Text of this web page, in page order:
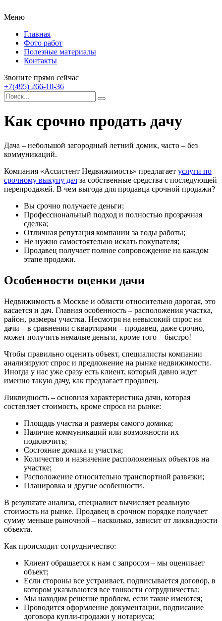
Меню
Главная
Фото работ
Полезные материалы
Контакты
Звоните прямо сейчас
+7(495) 266-10-36
Как срочно продать дачу
Дача – небольшой загородный летний домик, часто – без
коммуникаций.
Компания «Ассистент Недвижимость» предлагает услуги по
срочному выкупу дач за собственные средства с последующей
перепродажей. В чем выгода для продавца срочной продажи?
Вы срочно получаете деньги;
Профессиональный подход и полностью прозрачная
сделка;
Отличная репутация компании за годы работы;
Не нужно самостоятельно искать покупателя;
Продавец получает полное сопровождение на каждом
этапе продажи.
Особенности оценки дачи
Недвижимость в Москве и области относительно дорогая, это
касается и дач. Главная особенность – расположения участка,
район, размеры участка. Несмотря на невысокий спрос на
дачи – в сравнении с квартирами – продавец, даже срочно,
может получить немалые деньги, кроме того – быстро!
Чтобы правильно оценить объект, специалисты компании
анализируют спрос и предложение на рынке недвижимости.
Иногда у нас уже сразу есть клиент, который давно ждет
именно такую дачу, как предлагает продавец.
Ликвидность – основная характеристика дачи, которая
составляет стоимость, кроме спроса на рынке:
Площадь участка и размеры самого домика;
Наличие коммуникаций или возможности их
подключить;
Состояние домика и участка;
Количество и назначение расположенных объектов на
участке;
Расположение относительно транспортной развязки;
Планировка и другие особенности.
В результате анализа, специалист вычисляет реальную
стоимость на рынке. Продавец в срочном порядке получает
сумму меньше рыночной – насколько, зависит от ликвидности
объекта.
Как происходит сотрудничество:
Клиент обращается к нам с запросом – мы оценивает
объект;
Если стороны все устраивает, подписывается договор, в
котором указываются все тонкости сотрудничества;
Мы находим решение проблем, если такие имеются;
Проводится оформление документации, подписание
договора купли-продажи у нотариуса;